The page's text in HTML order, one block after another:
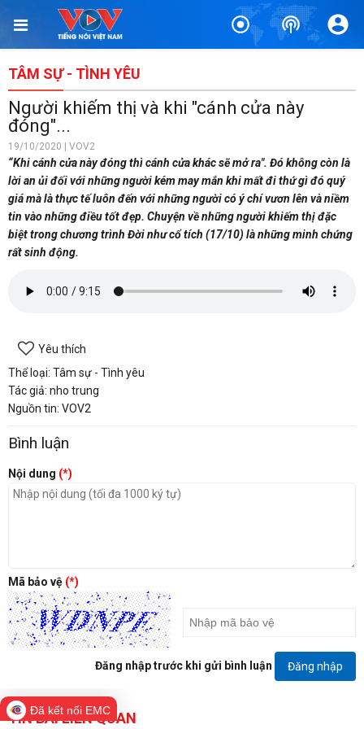
TÂM SỰ - TÌNH YÊU
Người khiếm thị và khi "cánh cửa này
đóng"...
19/10/2020 | VOV2
“Khi cánh cửa này đóng thì cánh cửa khác sẽ mở ra". Đó không còn là
lời an ủi đối với những người kém may mắn khi mất đi thứ gì đó quý
giá mà là thực tế luôn đến với những người có ý chí vươn lên và niềm
tin vào những điều tốt đẹp. Chuyện về những người khiếm thị đặc
biệt trong chương trình Đời như cổ tích (17/10) là những minh chứng
rất sinh động.
Yêu thích
Thể loại: Tâm sự - Tình yêu
Tác giả: nho trung
Nguồn tin: VOV2
Bình luận
Nội dung (*)
Mã bảo vệ (*)
Đăng nhập trước khi gửi bình luận Đăng nhập
TIN BÀI LIÊN QUAN
Đã kết nối EMC